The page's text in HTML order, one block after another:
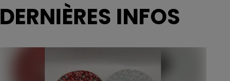
DERNIÈRES INFOS